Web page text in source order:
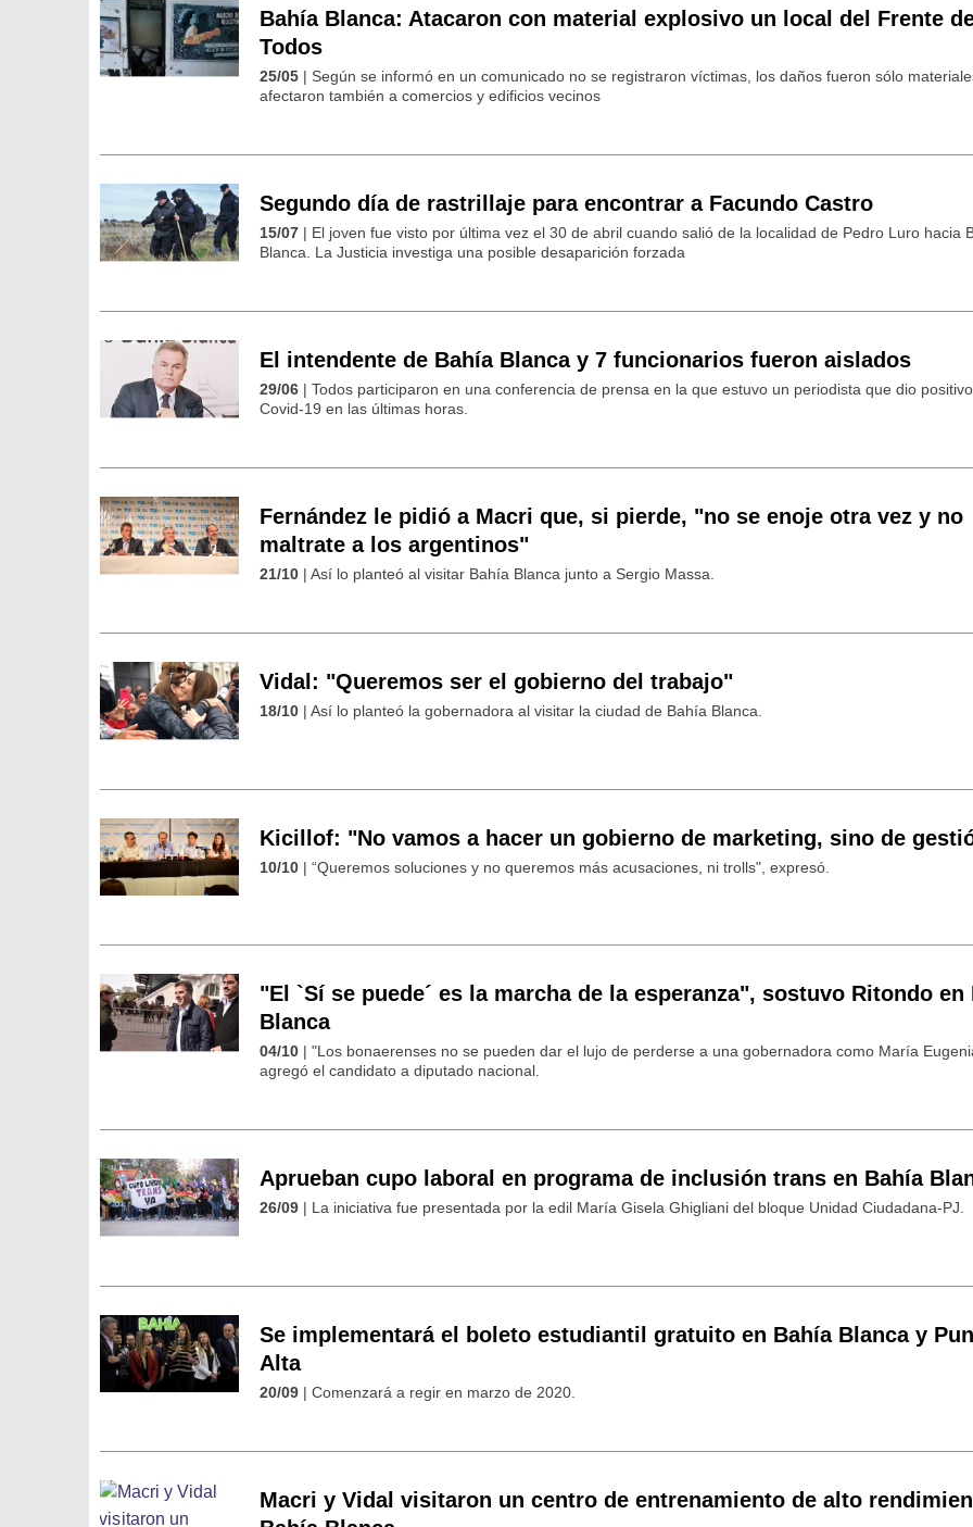
Bahía Blanca: Atacaron con material explosivo un local del Frente
Todos
25/05 | Según se informó en un comunicado no se registraron víctimas, los daños fueron sólo
afectaron también a comercios y edificios vecinos
Segundo día de rastrillaje para encontrar a Facundo Castro
15/07 | El joven fue visto por última vez el 30 de abril cuando salió de la localidad de Pedro Luro hacia
Blanca. La Justicia investiga una posible desaparición forzada
El intendente de Bahía Blanca y 7 funcionarios fueron aislados
29/06 | Todos participaron en una conferencia de prensa en la que estuvo un periodista que dio
Covid-19 en las últimas horas.
Fernández le pidió a Macri que, si pierde, "no se enoje otra vez y no
maltrate a los argentinos"
21/10 | Así lo planteó al visitar Bahía Blanca junto a Sergio Massa.
Vidal: "Queremos ser el gobierno del trabajo"
18/10 | Así lo planteó la gobernadora al visitar la ciudad de Bahía Blanca.
Kicillof: "No vamos a hacer un gobierno de marketing, sino de
10/10 | “Queremos soluciones y no queremos más acusaciones, ni trolls", expresó.
"El `Sí se puede´ es la marcha de la esperanza", sostuvo Ritondo en
Blanca
04/10 | "Los bonaerenses no se pueden dar el lujo de perderse a una gobernadora como María
agregó el candidato a diputado nacional.
Aprueban cupo laboral en programa de inclusión trans en Bahía
26/09 | La iniciativa fue presentada por la edil María Gisela Ghigliani del bloque Unidad Ciudadana-PJ.
Se implementará el boleto estudiantil gratuito en Bahía Blanca y
Alta
20/09 | Comenzará a regir en marzo de 2020.
Macri y Vidal visitaron un centro de entrenamiento de alto